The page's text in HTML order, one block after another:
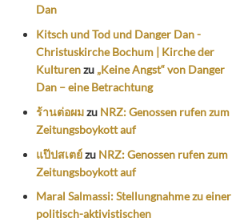
Dan
Kitsch und Tod und Danger Dan -
Christuskirche Bochum | Kirche der
Kulturenzu „Keine Angst“ von Danger
Dan – eine Betrachtung
ร้านต่อผมzu NRZ: Genossen rufen zum
Zeitungsboykott auf
แป๊ปสเตย์zu NRZ: Genossen rufen zum
Zeitungsboykott auf
Maral Salmassi: Stellungnahme zu einer
politisch-aktivistischen